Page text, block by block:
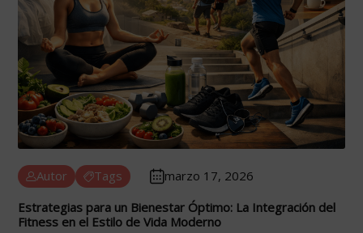
Autor Tags
marzo 17, 2026
Estrategias para un Bienestar Óptimo: La Integración del
Fitness en el Estilo de Vida Moderno